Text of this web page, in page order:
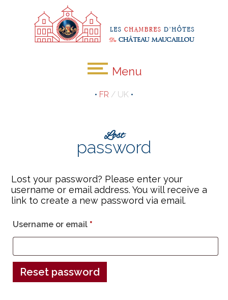
Menu
• FR / UK •
Lost
password
Lost your password? Please enter your
username or email address. You will receive a
link to create a new password via email.
Username or email*
Reset password